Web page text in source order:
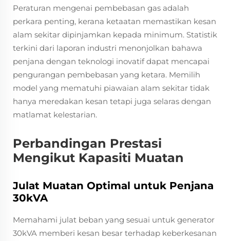
Peraturan mengenai pembebasan gas adalah
perkara penting, kerana ketaatan memastikan kesan
alam sekitar dipinjamkan kepada minimum. Statistik
terkini dari laporan industri menonjolkan bahawa
penjana dengan teknologi inovatif dapat mencapai
pengurangan pembebasan yang ketara. Memilih
model yang mematuhi piawaian alam sekitar tidak
hanya meredakan kesan tetapi juga selaras dengan
matlamat kelestarian.
Perbandingan Prestasi
Mengikut Kapasiti Muatan
Julat Muatan Optimal untuk Penjana
30kVA
Memahami julat beban yang sesuai untuk generator
30kVA memberi kesan besar terhadap keberkesanan